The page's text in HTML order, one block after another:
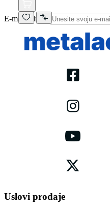
E-mail adresa
Uslovi prodaje